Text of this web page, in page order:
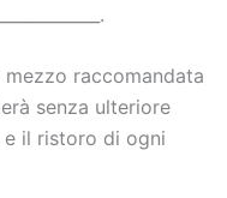
mezzo raccomandata
senza ulteriore
il ristoro di ogni